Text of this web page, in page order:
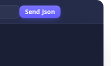
Send Json